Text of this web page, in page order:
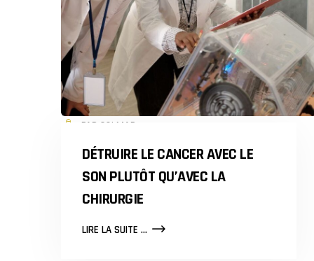
PAR COLMAR
DÉTRUIRE LE CANCER AVEC LE
SON PLUTÔT QU’AVEC LA
CHIRURGIE
LIRE LA SUITE ...DÉTRUIRE